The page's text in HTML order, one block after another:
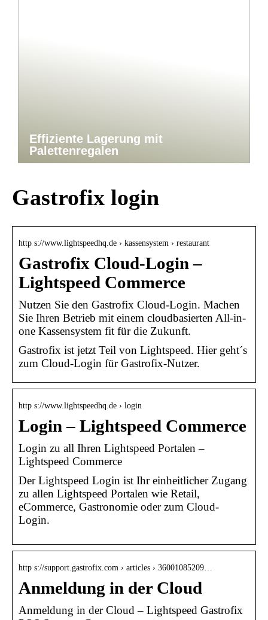
Effiziente Lagerung mit
Palettenregalen
Gastrofix login
http s://www.lightspeedhq.de › kassensystem › restaurant
Gastrofix Cloud-Login –
Lightspeed Commerce
Nutzen Sie den Gastrofix Cloud-Login. Machen
Sie Ihren Betrieb mit einem cloudbasierten All-in-
one Kassensystem fit für die Zukunft.
Gastrofix ist jetzt Teil von Lightspeed. Hier geht´s
zum Cloud-Login für Gastrofix-Nutzer.
http s://www.lightspeedhq.de › login
Login – Lightspeed Commerce
Login zu all Ihren Lightspeed Portalen –
Lightspeed Commerce
Der Lightspeed Login ist Ihr einheitlicher Zugang
zu allen Lightspeed Portalen wie Retail,
eCommerce, Gastronomie oder zum Cloud-
Login.
http s://support.gastrofix.com › articles › 36001085209…
Anmeldung in der Cloud
Anmeldung in der Cloud – Lightspeed Gastrofix